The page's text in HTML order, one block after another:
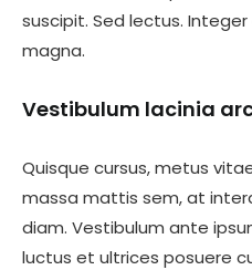
suscipit. Sed lectus.
magna.
Vestibulum lacinia
Quisque cursus, metus
massa mattis sem, at
diam. Vestibulum ante
luctus et ultrices posuere